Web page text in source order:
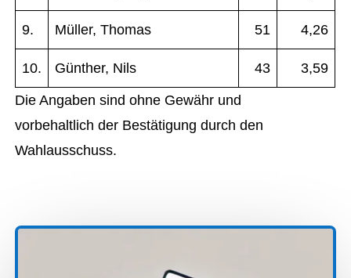
9. Müller, Thomas 51 4,26
10. Günther, Nils 43 3,59
Die Angaben sind ohne Gewähr und
vorbehaltlich der Bestätigung durch den
Wahlausschuss.